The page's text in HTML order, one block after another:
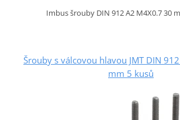
Imbus šrouby DIN 912 A2 M4X0.7 30
Šrouby s válcovou hlavou JMT DIN
mm 5 kusů